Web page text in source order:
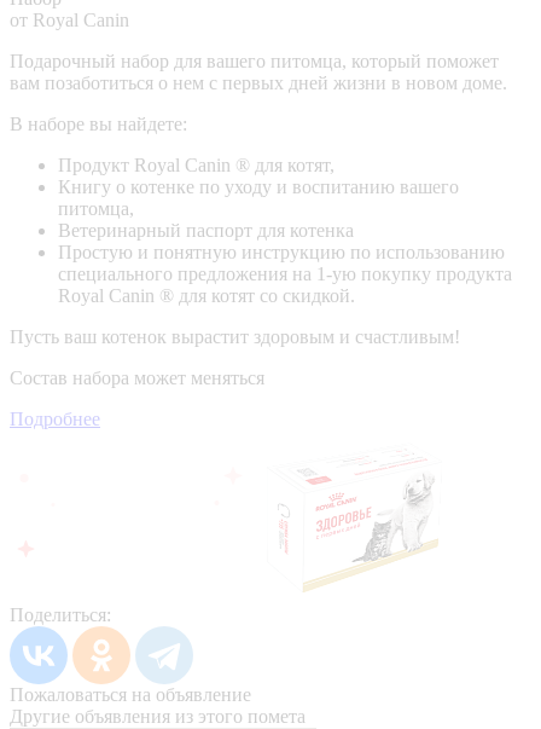
от Royal Canin
Подарочный набор для вашего питомца, который поможет
вам позаботиться о нем с первых дней жизни в новом доме.
В наборе вы найдете:
Продукт Royal Canin ® для котят,
Книгу о котенке по уходу и воспитанию вашего
питомца,
Ветеринарный паспорт для котенка
Простую и понятную инструкцию по использованию
специального предложения на 1-ую покупку продукта
Royal Canin ® для котят со скидкой.
Пусть ваш котенок вырастит здоровым и счастливым!
Состав набора может меняться
Подробнее
Поделиться:
Пожаловаться на объявление
Другие объявления из этого помета